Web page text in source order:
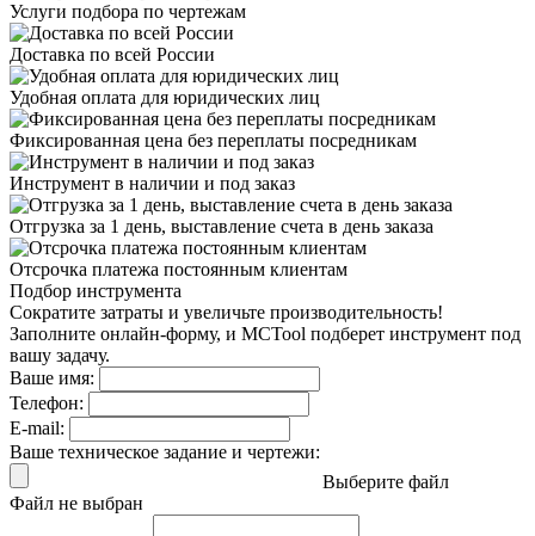
Услуги подбора по чертежам
Доставка по всей России
Удобная оплата для юридических лиц
Фиксированная цена без переплаты посредникам
Инструмент в наличии и под заказ
Отгрузка за 1 день, выставление счета в день заказа
Отсрочка платежа постоянным клиентам
Подбор инструмента
Сократите затраты и увеличьте производительность!
Заполните онлайн-форму, и MCTool подберет инструмент под
вашу задачу.
Ваше имя:
Телефон:
E-mail:
Ваше техническое задание и чертежи:
Выберите файл
Файл не выбран